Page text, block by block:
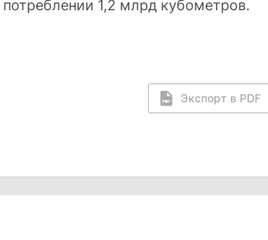
1,2 млрд кубометров.
Экспорт в PDF